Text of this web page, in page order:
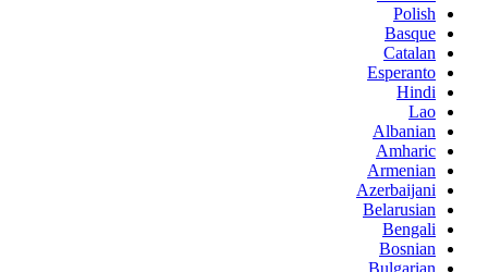
Polish
Basque
Catalan
Esperanto
Hindi
Lao
Albanian
Amharic
Armenian
Azerbaijani
Belarusian
Bengali
Bosnian
Bulgarian